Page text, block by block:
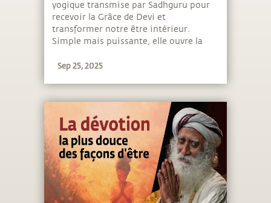
la Grâce de Devi
yogique transmise par Sadhguru pour
recevoir la Grâce de Devi et
transformer notre être intérieur.
Simple mais puissante, elle ouvre la
connexion plus profonde avec l’énergie
Sep 25, 2025